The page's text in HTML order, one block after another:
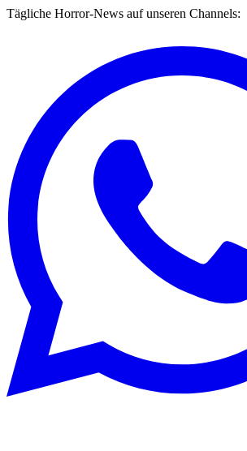
Tägliche Horror-News auf unseren Channels: